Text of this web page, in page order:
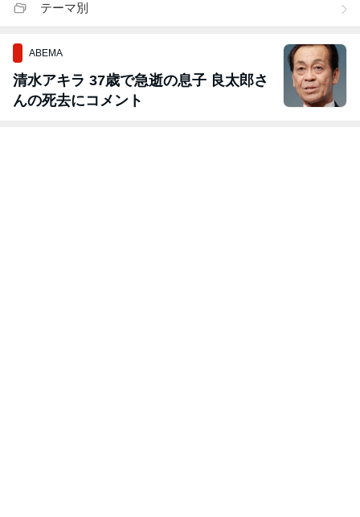
テーマ別
ABEMA
清水アキラ 37歳で急逝の息子 良太郎さ
んの死去にコメント